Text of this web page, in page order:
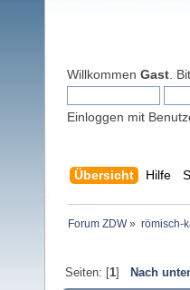
Willkommen Gast .
Einloggen mit
Übersicht Hilfe
Forum ZDW» römisch-
Seiten: [1] Nach